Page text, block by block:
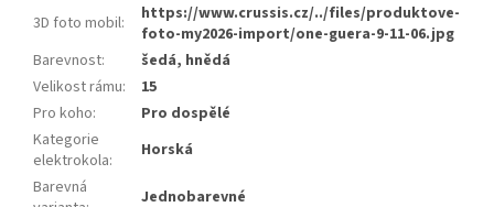
3D foto mobil:
https://www.crussis.cz/../files/produktove-
foto-my2026-import/one-guera-9-11-06.jpg
Barevnost:
šedá, hnědá
Velikost rámu:
15
Pro koho:
Pro dospělé
Kategorie
elektrokola:
Horská
Barevná
Jednobarevné